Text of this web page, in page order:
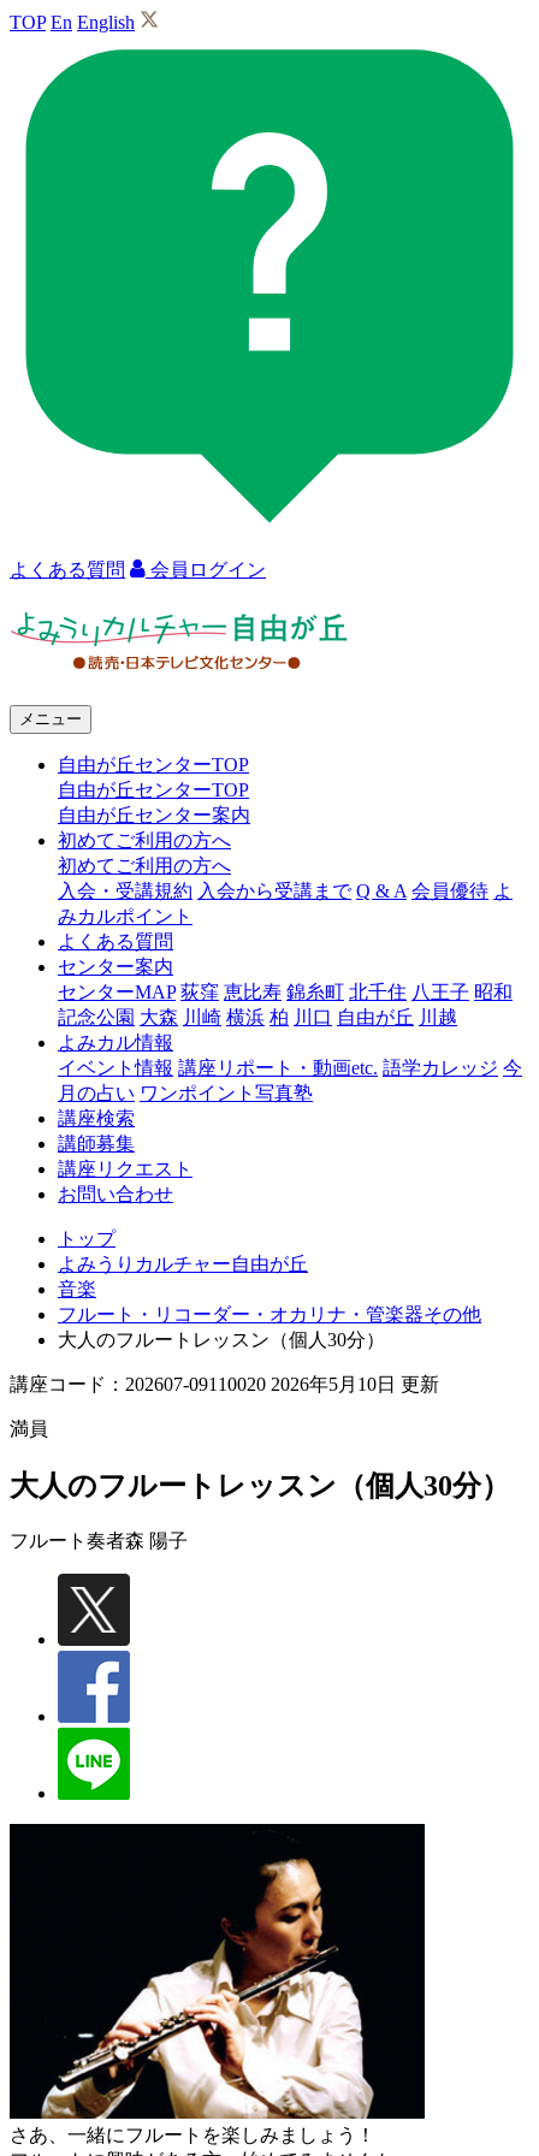
TOP En English
よくある質問 会員ログイン
ャ
由
丘
メニュー
自由が丘センターTOP
自由が丘センターTOP
自由が丘センター案内
初めてご利用の方へ
初めてご利用の方へ
入会・受講規約 入会から受講まで Q & A 会員優待 よ
みカルポイント
よくある質問
センター案内
センターMAP 荻窪 恵比寿 錦糸町 北千住 八王子 昭和
記念公園 大森 川崎 横浜 柏 川口 自由が丘 川越
よみカル情報
イベント情報 講座リポート・動画etc. 語学カレッジ 今
月の占い ワンポイント写真塾
講座検索
講師募集
講座リクエスト
お問い合わせ
トップ
よみうりカルチャー自由が丘
音楽
フルート・リコーダー・オカリナ・管楽器その他
大人のフルートレッスン（個人30分）
講座コード：202607-09110020 2026年5月10日 更新
満員
大人のフルートレッスン（個人30分）
フルート奏者森 陽子
さあ、一緒にフルートを楽しみましょう！